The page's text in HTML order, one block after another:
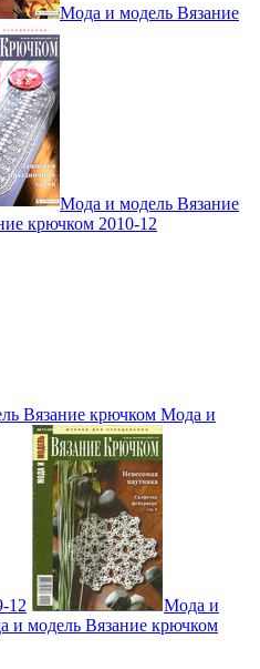
Мода и модель Вязание
Мода и модель Вязание
крючком 2010-12
Вязание крючком Мода и
12
Мода и
и модель Вязание крючком